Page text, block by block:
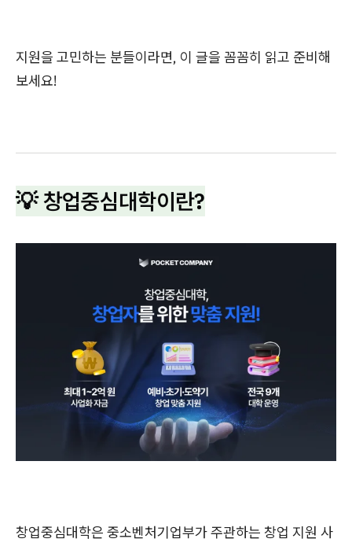
지원을 고민하는 분들이라면, 이 글을 꼼꼼히 읽고 준비해
보세요!
💡 창업중심대학이란?
창업중심대학은 중소벤처기업부가 주관하는 창업 지원 사